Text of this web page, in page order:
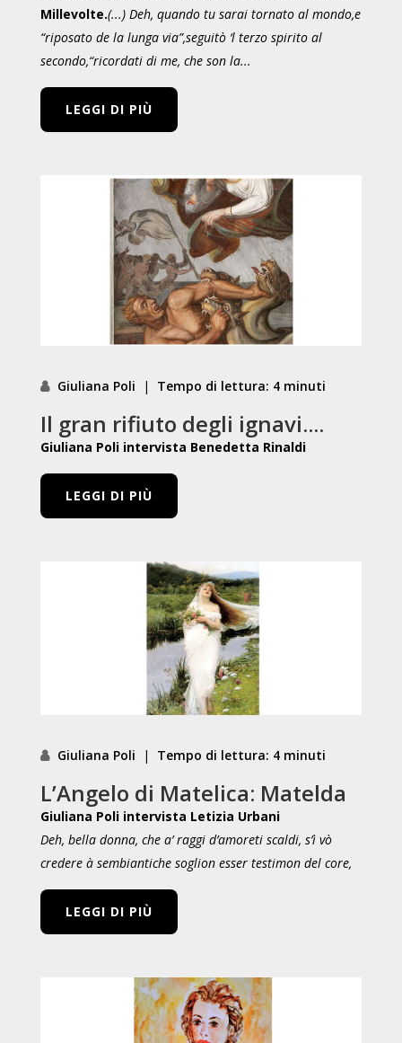
Millevolte.(...) Deh, quando tu sarai tornato al mondo,e
“riposato de la lunga via”,seguitò ‘l terzo spirito al
secondo,“ricordati di me, che son la...
LEGGI DI PIÙ
Giuliana Poli | Tempo di lettura: 4 minuti
Il gran rifiuto degli ignavi....
Giuliana Poli intervista Benedetta Rinaldi
LEGGI DI PIÙ
Giuliana Poli | Tempo di lettura: 4 minuti
L’Angelo di Matelica: Matelda
Giuliana Poli intervista Letizia Urbani
Deh, bella donna, che a’ raggi d’amoreti scaldi, s’ì vò
credere à sembiantiche soglion esser testimon del core,
LEGGI DI PIÙ